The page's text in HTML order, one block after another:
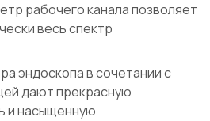
рабочего канала позволяет
весь спектр
эндоскопа в сочетании с
дают прекрасную
и насыщенную